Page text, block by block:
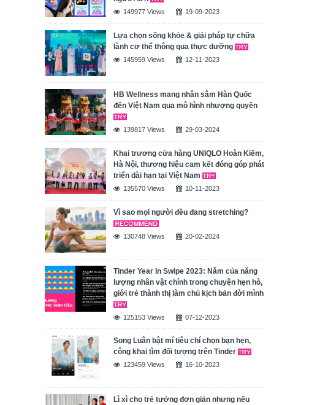
149977 Views 19-09-2023
Lựa chọn sống khỏe & giải pháp tự chữa
lành cơ thể thông qua thực dưỡng
145959 Views 12-11-2023
HB Wellness mang nhân sâm Hàn Quốc
đến Việt Nam qua mô hình nhượng quyền
139817 Views 29-03-2024
Khai trương cửa hàng UNIQLO Hoàn Kiếm,
Hà Nội, thương hiệu cam kết đóng góp phát
triển dài hạn tại Việt Nam
135570 Views 10-11-2023
Vì sao mọi người đều đang stretching?
130748 Views 20-02-2024
Tinder Year In Swipe 2023: Năm của năng
lượng nhân vật chính trong chuyện hẹn hò,
giới trẻ thành thị làm chủ kịch bản đời mình
125153 Views 07-12-2023
Song Luân bật mí tiêu chí chọn bạn hẹn,
công khai tìm đối tượng trên Tinder
123459 Views 16-10-2023
Lì xì cho trẻ tưởng đơn giản nhưng nếu